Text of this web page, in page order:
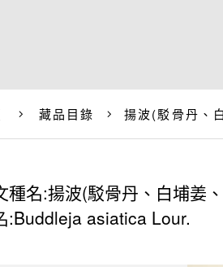
藏品目錄 揚波(駁骨丹、
種名:揚波(駁骨丹、白埔姜
:Buddleja asiatica Lour.